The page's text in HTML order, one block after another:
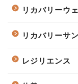
リカバリーウ
リカバリーサ
レジリエンス